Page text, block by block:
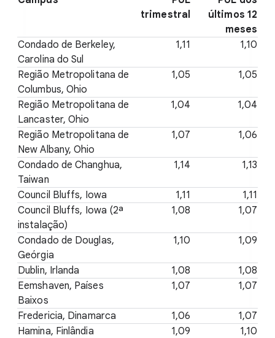
trimestral
últimos 12
meses
Condado de Berkeley,
Carolina do Sul
1,11 1,10
Região Metropolitana de
Columbus, Ohio
1,05 1,05
Região Metropolitana de
Lancaster, Ohio
1,04 1,04
Região Metropolitana de
New Albany, Ohio
1,07 1,06
Condado de Changhua,
Taiwan
1,14 1,13
Council Bluffs, Iowa 1,11
1,11
Council Bluffs, Iowa (2ª
instalação)
1,08 1,07
Condado de Douglas,
Geórgia
1,10 1,09
Dublin, Irlanda 1,08
1,08
Eemshaven, Países
Baixos
1,07 1,07
Fredericia, Dinamarca 1,06
1,07
Hamina, Finlândia
1,09
1,10